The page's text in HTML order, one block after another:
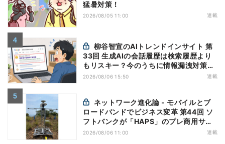
猛暑対策！
2026/08/05 11:00 連載
33回 生成AIの会話履歴は検索履歴より
もリスキー？今のうちに情報漏洩対策を
万全にしておこう
2026/08/06 15:50 連載
ロードバンドでビジネス変革 第44回 ソ
フトバンクが「HAPS」のプレ商用サー
ビス開始を表明、本格的な商用展開のめ
2026/08/06 11:00 連載